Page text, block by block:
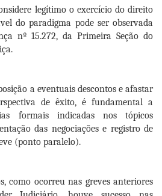
legítimo o exercício do direito
do paradigma pode ser observada
nº 15.272, da Primeira Seção do
a eventuais descontos e afastar
de êxito, é fundamental a
formais indicadas nos tópicos
das negociações e registro de
(ponto paralelo).
como ocorreu nas greves anteriores